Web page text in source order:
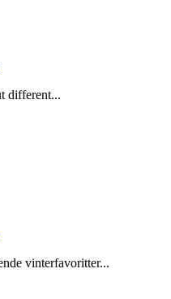
different...
vinterfavoritter...